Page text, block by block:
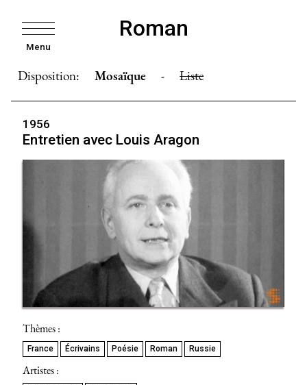
Menu
Roman
Disposition: Mosaïque - Liste
1956
Entretien avec Louis Aragon
Thèmes :
France Écrivains Poésie Roman Russie
Artistes :